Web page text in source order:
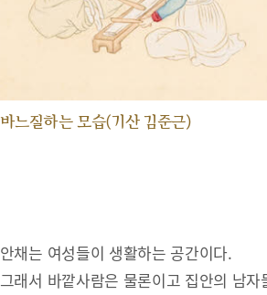
바느질하는 모습(기산 김준근)
안채는 여성들이 생활하는 공간이다.
그래서 바깥사람은 물론이고 집안의 남자